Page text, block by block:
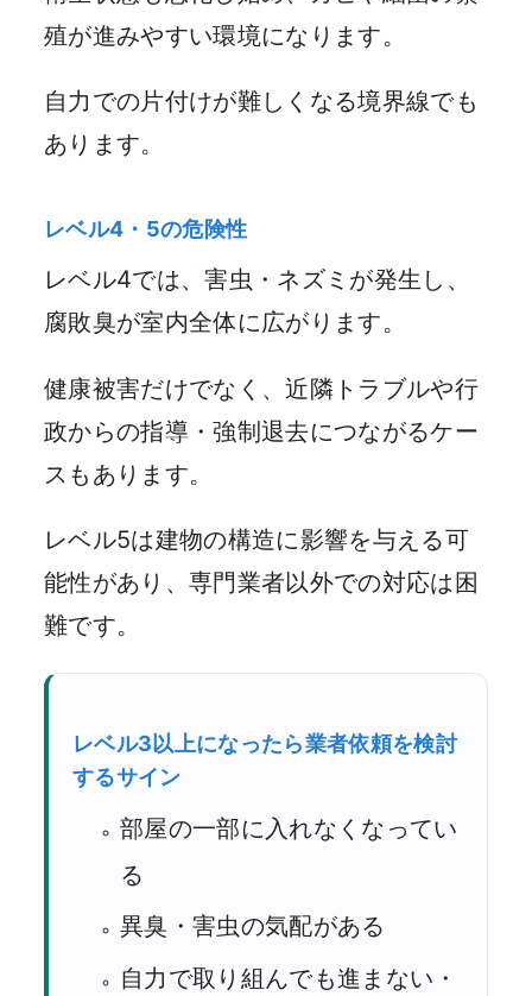
殖が進みやすい環境になります。
自力での片付けが難しくなる境界線でも
あります。
レベル4・5の危険性
レベル4では、害虫・ネズミが発生し、
腐敗臭が室内全体に広がります。
健康被害だけでなく、近隣トラブルや行
政からの指導・強制退去につながるケー
スもあります。
レベル5は建物の構造に影響を与える可
能性があり、専門業者以外での対応は困
難です。
レベル3以上になったら業者依頼を検討
するサイン
部屋の一部に入れなくなってい
る
異臭・害虫の気配がある
自力で取り組んでも進まない・